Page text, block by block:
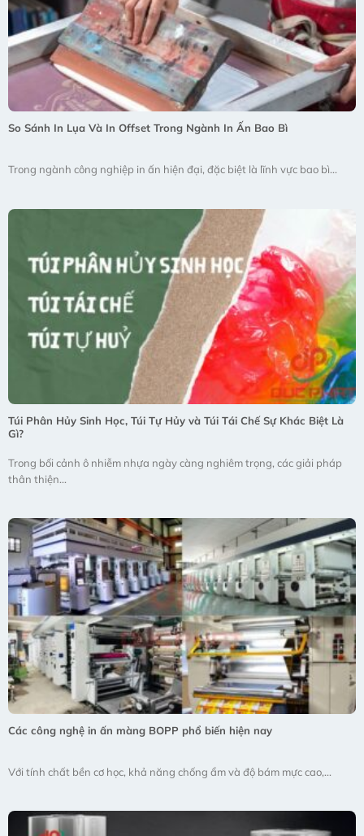
So Sánh In Lụa Và In Offset Trong Ngành In Ấn Bao Bì
Trong ngành công nghiệp in ấn hiện đại, đặc biệt là lĩnh vực bao bì...
Túi Phân Hủy Sinh Học, Túi Tự Hủy và Túi Tái Chế Sự Khác Biệt Là
Gì?
Trong bối cảnh ô nhiễm nhựa ngày càng nghiêm trọng, các giải pháp
thân thiện...
Các công nghệ in ấn màng BOPP phổ biến hiện nay
Với tính chất bền cơ học, khả năng chống ẩm và độ bám mực cao,...